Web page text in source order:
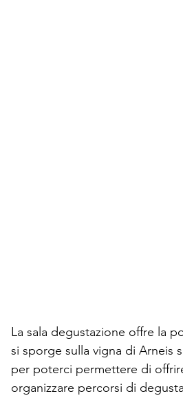
La sala degustazione offre la
si sporge sulla vigna di Arneis
per poterci permettere di
organizzare percorsi di